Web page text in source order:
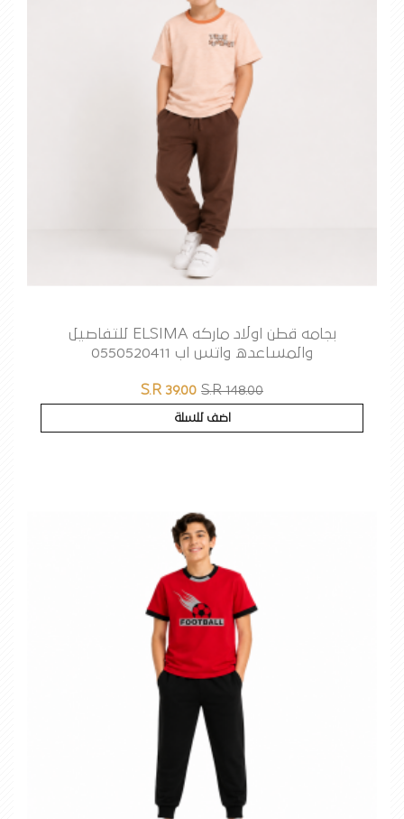
بجامه قطن اولاد ماركه ELSIMA للتفاصيل
والمساعده واتس اب 0550520411
S.R 39.00 S.R 148.00
اضف للسلة